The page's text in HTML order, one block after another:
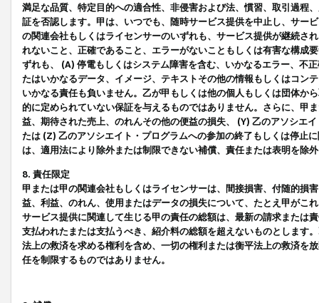
満足な品質、特定目的への適合性、非侵害および法、慣習、取引過程
証を否認します。甲は、いつでも、随時サービス提供を中止し、サー
の関連会社もしくはライセンサーのいずれも、サービス提供が継続さ
れないこと、正確であること、エラーがないこともしくは有害な構成
ずれも、 (A) 停電もしくはシステム障害を含む、いかなるエラー、不
たはいかなるデータ、イメージ、テキストその他の情報もしくはコン
いかなる責任も負いません。乙が甲もしくは他の個人もしくは団体か
的に定められていない保証を与えるものではありません。さらに、甲
益、期待された売上、のれんその他の便益の損失、 (Y) 乙のアソシエ
たは (Z) 乙のアソシエイト・プログラムへの参加の終了もしくは停止
は、適用法により除外または制限できない補償、責任または表明を除
8. 責任限定
甲または甲の関連会社もしくはライセンサーは、間接損害、付随的損
益、利益、のれん、使用またはデータの損失について、たとえ甲がこ
サービス提供に関連して生じる甲の責任の総額は、最新の請求または
支払われたまたは支払うべき、紹介料の総額を超えないものとします
法上の救済を求める権利を含め、一切の権利または衡平法上の救済を
任を制限するものではありません。